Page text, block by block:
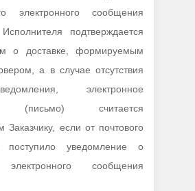
электронного сообщения
подтверждается
о доставке, формируемым
а в случае отсутствия
электронное
(письмо) считается
Заказчику, если от почтового
уведомление о
электронного сообщения